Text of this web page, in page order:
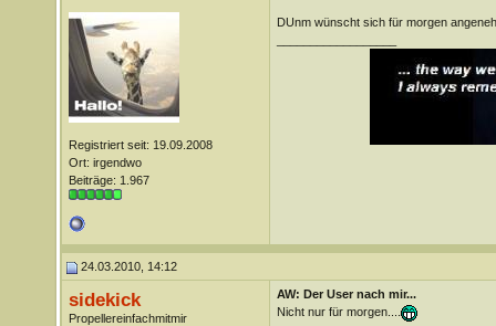
Registriert seit: 19.09.2008
Ort: irgendwo
Beiträge: 1.967
DUnm wünscht sich für morgen
24.03.2010, 14:12
sidekick
Propellereinfachmitmir
AW: Der User nach mir...
Nicht nur für morgen....